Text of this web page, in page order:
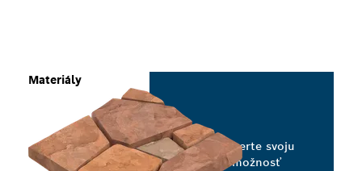
Materiály
Vyberte svoju
možnosť